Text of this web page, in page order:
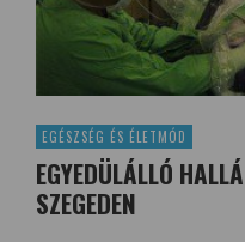
EGÉSZSÉG ÉS ÉLETMÓD
EGYEDÜLÁLLÓ
SZEGEDEN